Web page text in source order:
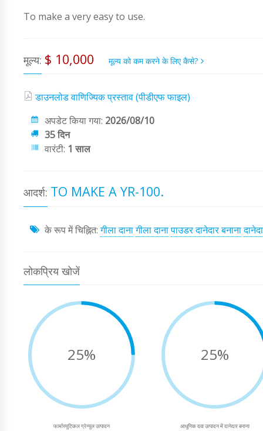
To make a very easy to use.
मूल्य: $ 10,000 मूल्य को कम करने के लिए कैसे?
डाउनलोड वाणिज्यिक प्रस्ताव (पीडीएफ फाइल)
अपडेट किया गया: 2026/08/10
35 दिन
वारंटी: 1 साल
आदर्श: TO MAKE A YR-100.
के रूप में चिह्नित:गीला दानागीला दानापाउडर दानेदार बनाना
लोकप्रिय खोजें
25%
फार्मास्युटिकल ग्रेन्युल उत्पादन
25%
आधुनिक दवा उत्पादन में दानेदार बनाना